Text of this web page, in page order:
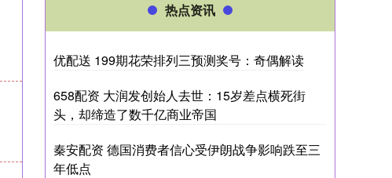
热点资讯
优配送 199期花荣排列三预测奖号：奇偶解读
658配资 大润发创始人去世：15岁差点横死街
头，却缔造了数千亿商业帝国
秦安配资 德国消费者信心受伊朗战争影响跌至三
年低点